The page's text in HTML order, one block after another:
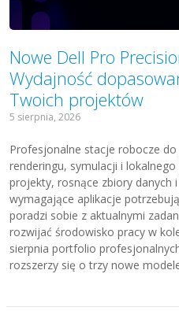
Nowe Dell Pro
Wydajność
Twoich projektów
5 sierpnia, 2026
Profesjonalne stacje robocze
renderingu, symulacji i
projekty, rosnące zbiory danych
wymagające aplikacje
poradzi sobie z aktualnymi
rozwijać środowisko pracy w
sierpnia portfolio
rozszerzy się o trzy nowe